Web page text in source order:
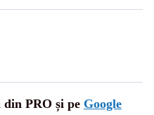
PRO și pe Google